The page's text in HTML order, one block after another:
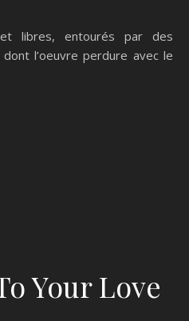
libres, entourés par des
l’oeuvre perdure avec le
Your Love